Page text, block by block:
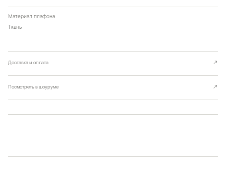
Материал плафона
Ткань
Доставка и оплата ↗
Посмотреть в шоуруме ↗